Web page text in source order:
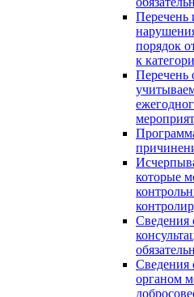
Перечень
порядок
к
Перечень
которые
Сведения
Сведения
органом